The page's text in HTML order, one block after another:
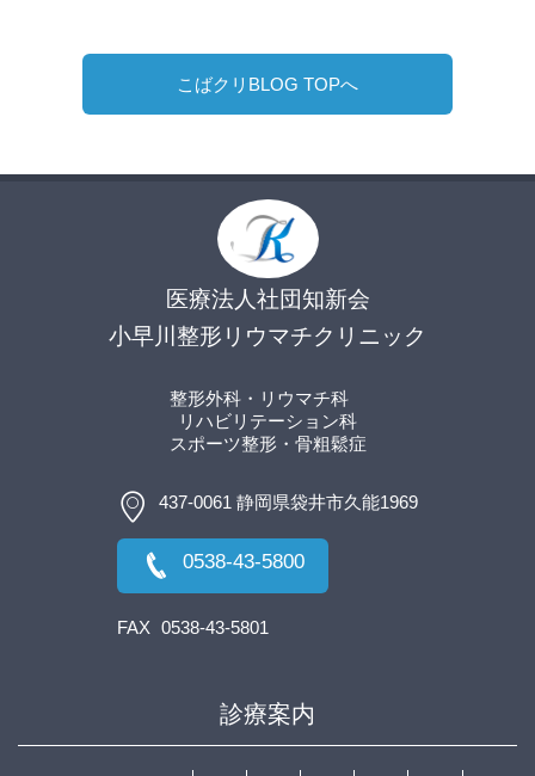
こばクリBLOG TOPへ
医療法人社団知新会
小早川整形リウマチクリニック
整形外科・リウマチ科
リハビリテーション科
スポーツ整形 ・骨粗鬆症
437-0061 静岡県袋井市久能1969
0538-43-5800
FAX 0538-43-5801
診療案内